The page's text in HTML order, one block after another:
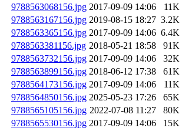
9788563068156.jpg 2017-09-09 14:06
11K
9788563167156.jpg 2019-08-15 18:27 3.2K
9788563365156.jpg 2017-09-09 14:06 6.4K
9788563381156.jpg 2018-05-21 18:58
91K
9788563732156.jpg 2017-09-09 14:06
32K
9788563899156.jpg 2018-06-12 17:38
61K
9788564173156.jpg 2017-09-09 14:06
11K
9788564850156.jpg 2025-05-23 17:26
65K
9788565105156.jpg 2022-07-08 11:27
80K
9788565530156.jpg 2017-09-09 14:06
15K